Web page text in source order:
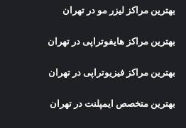
بهترین مراکز لیزر مو در تهران
بهترین مراکز هایفوتراپی در تهران
بهترین مراکز فیزیوتراپی در تهران
بهترین متخصص ایمپلنت در تهران